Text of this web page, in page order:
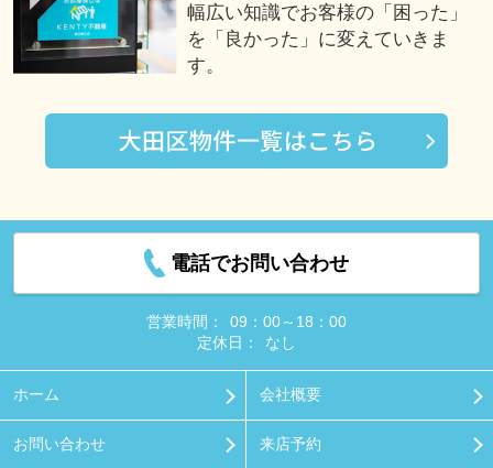
幅広い知識でお客様の「困った」
を「良かった」に変えていきま
す。
電話でお問い合わせ
営業時間：
09：00～18：00
定休日：
なし
ホーム 会社概要
お問い合わせ 来店予約